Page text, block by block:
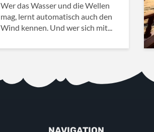
Wer das Wasser und die Wellen
mag, lernt automatisch auch den
Wind kennen. Und wer sich mit...